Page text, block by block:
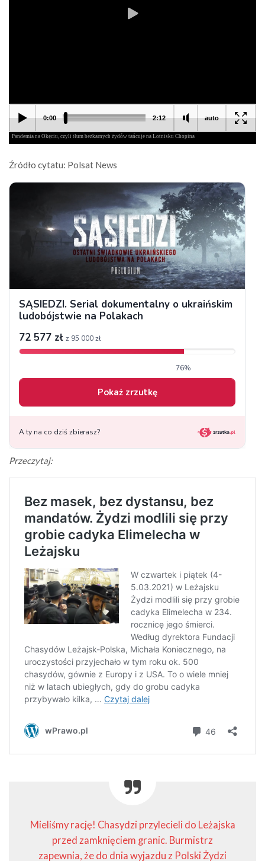
Źródło cytatu: Polsat News
Przeczytaj:
Mieliśmy rację! Chasydzi przylecieli do Leżajska
przed zamknięciem granic. Burmistrz
zapewnia, że do dnia wyjazdu z Polski Żydzi